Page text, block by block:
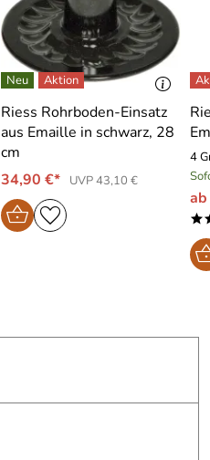
Riess Rohrboden-Einsatz
aus Emaille in schwarz, 28
cm
34,90 €*
UVP 43,10 €
4